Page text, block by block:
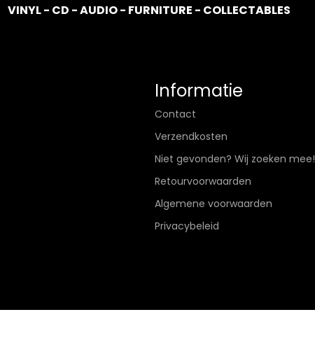
VINYL - CD - AUDIO - FURNITURE - COLLECTABLES
Informatie
Contact
Verzendkosten
Niet gevonden? Wij zoeken mee!
Retourvoorwaarden
Algemene voorwaarden
Privacybeleid